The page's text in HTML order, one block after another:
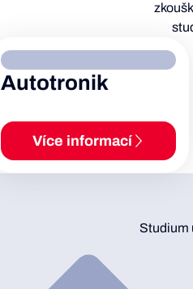
Autotronik
Více informací
Studium